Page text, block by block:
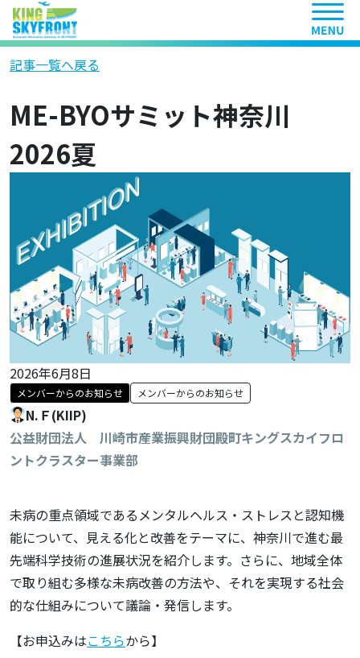
ヘッ
記事一覧へ戻る
ME-BYOサミット神奈川
2026夏
2026年6月8日
メンバーからのお知らせ メンバーからのお知らせ
N.Ｆ(KIIP)
公益財団法人 川崎市産業振興財団殿町キングスカイフロ
ントクラスター事業部
未病の重点領域であるメンタルヘルス・ストレスと認知機
能について、見える化と改善をテーマに、神奈川で進む最
先端科学技術の進展状況を紹介します。さらに、地域全体
で取り組む多様な未病改善の方法や、それを実現する社会
的な仕組みについて議論・発信します。
【お申込みはこちらから】